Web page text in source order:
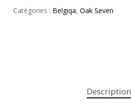
Catégories : Belgiqa, Oak Seven
Description